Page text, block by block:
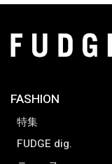
FASHION
特集
FUDGE dig.